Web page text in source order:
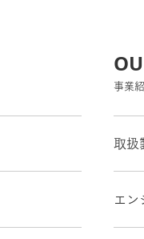
事業
取扱
エン